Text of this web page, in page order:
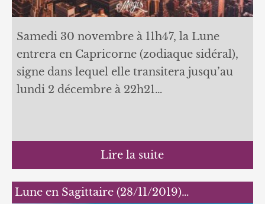
Samedi 30 novembre à 11h47, la Lune
entrera en Capricorne (zodiaque sidéral),
signe dans lequel elle transitera jusqu’au
lundi 2 décembre à 22h21…
Lire la suite
Lune en Sagittaire (28/11/2019)…